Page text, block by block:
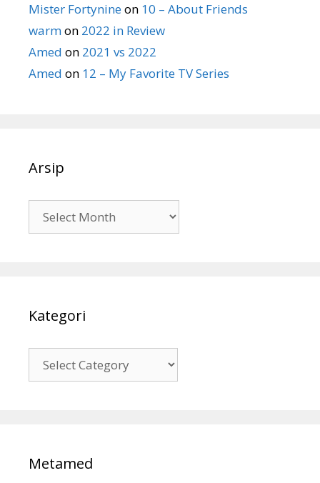
Mister Fortynineon 10 – About Friends
warmon 2022 in Review
Amed on 2021 vs 2022
Amed on 12 – My Favorite TV Series
Arsip
Kategori
Metamed